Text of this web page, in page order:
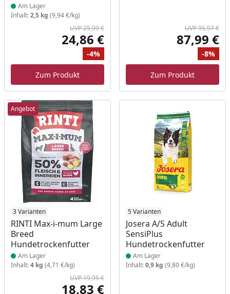
Am Lager
Inhalt:2,5 kg (9,94 €/kg)
Ursprünglicher Preis
UVP 25,99 €
Aktueller Preis
24,86 €
Rabatt
-4%
Zum Produkt
UVP 95,97 €
87,99 €
-8%
Zum Produkt
Angebot
3 Varianten
RINTI Max-i-mum Large
Breed
Hundetrockenfutter
Produkt am Lager
Am Lager
Inhalt:4 kg (4,71 €/kg)
UVP 19,95 €
18,83 €
5 Varianten
Josera A/S Adult
SensiPlus
Hundetrockenfutter
Produkt am Lager
Am Lager
Inhalt:0,9 kg (9,80 €/kg)